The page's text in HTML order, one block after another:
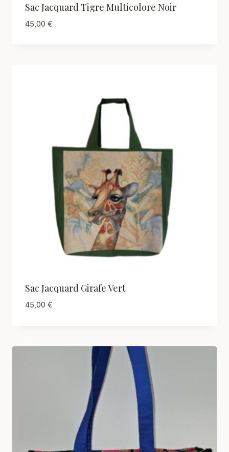
Sac Jacquard Tigre Multicolore Noir
45,00 €
Sac Jacquard Girafe Vert
45,00 €